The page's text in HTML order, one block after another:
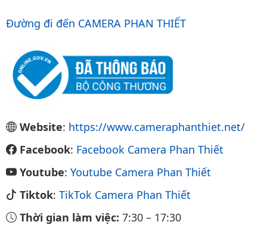
Đường đi đến CAMERA PHAN THIẾT
Website: https://www.cameraphanthiet.net/
Facebook: Facebook Camera Phan Thiết
Youtube: Youtube Camera Phan Thiết
Tiktok: TikTok Camera Phan Thiết
Thời gian làm việc: 7:30 – 17:30